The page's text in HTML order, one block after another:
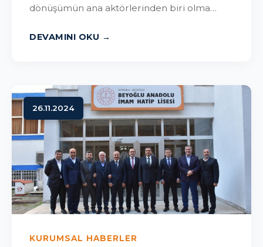
dönüşümün ana aktörlerinden biri olma
DEVAMINI OKU
26.11.2024
KURUMSAL HABERLER